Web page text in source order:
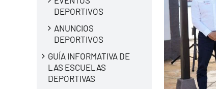
DEPORTIVOS
ANUNCIOS
DEPORTIVOS
GUÍA INFORMATIVA DE
LAS ESCUELAS
DEPORTIVAS